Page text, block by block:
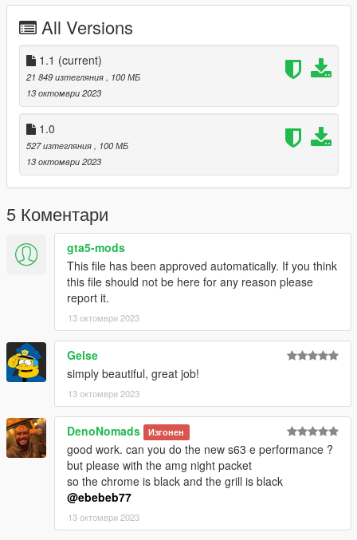
PAINT2(Secondary Color) : Dashboard, Seat Color
PAINT4(Wheel Color) : Ambient Light Color
PAINT6(Dashboard Color) : Interior Color
=== Installation ===
It is written in readme.txt
All Versions
1.1 (current)
21 849 изтегляния
, 100 МБ
13 октомври 2023
1.0
527 изтегляния
, 100 МБ
13 октомври 2023
5 Коментари
gta5-mods
This file has been approved automatically. If you think
this file should not be here for any reason please
report it.
13 октомври 2023
Gelse
simply beautiful, great job!
13 октомври 2023
DenoNomads Изгонен
good work. can you do the new s63 e performance ?
but please with the amg night packet
so the chrome is black and the grill is black
@ebebeb77
13 октомври 2023